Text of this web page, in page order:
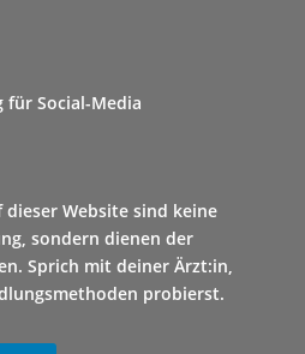
für Social-Media
Website sind keine
sondern dienen der
Sprich mit deiner Ärzt:in,
probierst.